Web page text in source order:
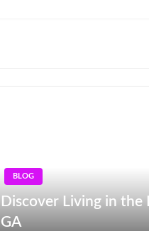
BLOG
Discover Living in
GA